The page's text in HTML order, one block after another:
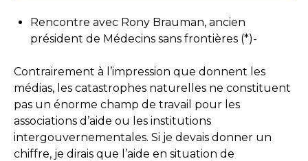
Rencontre avec Rony Brauman, ancien
président de Médecins sans frontières (*)-
Contrairement à l’impression que donnent les
médias, les catastrophes naturelles ne constituent
pas un énorme champ de travail pour les
associations d’aide ou les institutions
intergouvernementales. Si je devais donner un
chiffre, je dirais que l’aide en situation de